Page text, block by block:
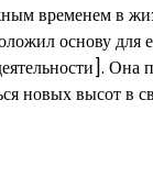
временем в
основу для
Она
новых высот в